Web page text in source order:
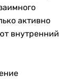
активно
внутренний